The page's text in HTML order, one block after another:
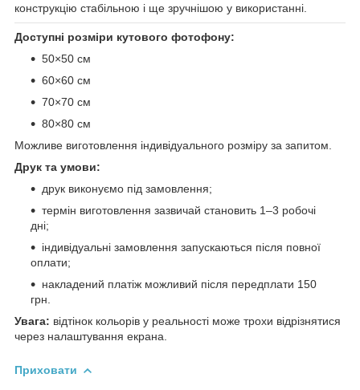
конструкцію стабільною і ще зручнішою у використанні.
Доступні розміри кутового фотофону:
50×50 см
60×60 см
70×70 см
80×80 см
Можливе виготовлення індивідуального розміру за запитом.
Друк та умови:
друк виконуємо під замовлення;
термін виготовлення зазвичай становить 1–3 робочі
дні;
індивідуальні замовлення запускаються після повної
оплати;
накладений платіж можливий після передплати 150
грн.
Увага: відтінок кольорів у реальності може трохи відрізнятися
через налаштування екрана.
Приховати